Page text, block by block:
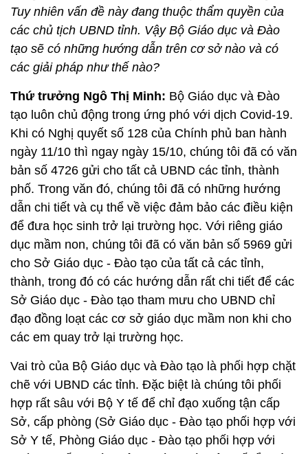
Tuy nhiên vấn đề này đang thuộc thẩm quyền của
các chủ tịch UBND tỉnh. Vậy Bộ Giáo dục và Đào
tạo sẽ có những hướng dẫn trên cơ sở nào và có
các giải pháp như thế nào?
Thứ trưởng Ngô Thị Minh: Bộ Giáo dục và Đào
tạo luôn chủ động trong ứng phó với dịch Covid-19.
Khi có Nghị quyết số 128 của Chính phủ ban hành
ngày 11/10 thì ngay ngày 15/10, chúng tôi đã có văn
bản số 4726 gửi cho tất cả UBND các tỉnh, thành
phố. Trong văn đó, chúng tôi đã có những hướng
dẫn chi tiết và cụ thể về việc đảm bảo các điều kiện
để đưa học sinh trở lại trường học. Với riêng giáo
dục mầm non, chúng tôi đã có văn bản số 5969 gửi
cho Sở Giáo dục - Đào tạo của tất cả các tỉnh,
thành, trong đó có các hướng dẫn rất chi tiết để các
Sở Giáo dục - Đào tạo tham mưu cho UBND chỉ
đạo đồng loạt các cơ sở giáo dục mầm non khi cho
các em quay trở lại trường học.
Vai trò của Bộ Giáo dục và Đào tạo là phối hợp chặt
chẽ với UBND các tỉnh. Đặc biệt là chúng tôi phối
hợp rất sâu với Bộ Y tế để chỉ đạo xuống tận cấp
Sở, cấp phòng (Sở Giáo dục - Đào tạo phối hợp với
Sở Y tế, Phòng Giáo dục - Đào tạo phối hợp với